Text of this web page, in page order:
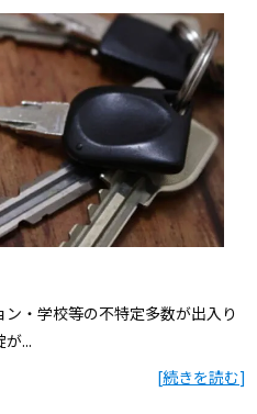
・学校等の不特定多数が出入り
...
[続きを読む]